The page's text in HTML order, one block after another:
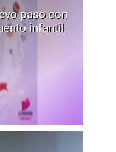
paso con
infantil